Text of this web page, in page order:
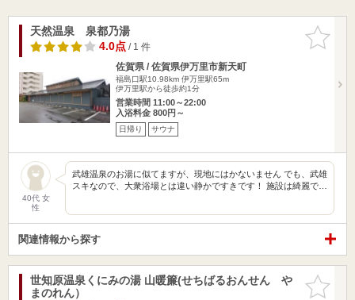
お気に入
りに追加
天然温泉 泉都乃湯
4.0点/ 1 件
佐賀県 / 佐賀県伊万里市新天町
福島口駅10.98km 伊万里駅65m
伊万里駅から徒歩約1分
営業時間 11:00～22:00
入浴料金 800円～
日帰り サウナ
40代 女
性
武雄温泉のお湯に似てますが、現地にはかないません でも、武雄
スキなので、大衆浴場とは違い静かですきです！ 施設は綺麗で…
関連情報から探す
お気に入
りに追加
世知原温泉くにみの湯 山暖簾(せちばるおんせん や
まのれん）